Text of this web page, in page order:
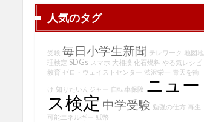
人気のタグ
受験 毎日小学生新聞 テレワーク
地図地
理検定 SDGs スマホ 大相撲 化石燃料 やる気レシピ
教育 ゼロ・ウェイストセンター 渋沢栄一 青天を衝
け 知りたいんジャー 自転車保険 ニュー
ス検定 中学受験 勉強の仕方 再生
可能エネルギー 紙幣